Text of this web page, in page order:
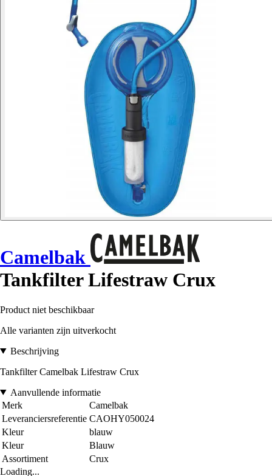
Camelbak
Tankfilter Lifestraw Crux
Product niet beschikbaar
Alle varianten zijn uitverkocht
Beschrijving
Tankfilter Camelbak Lifestraw Crux
Aanvullende informatie
Merk
Camelbak
Leveranciersreferentie CAOHY050024
Kleur
blauw
Kleur
Blauw
Assortiment
Crux
Loading...